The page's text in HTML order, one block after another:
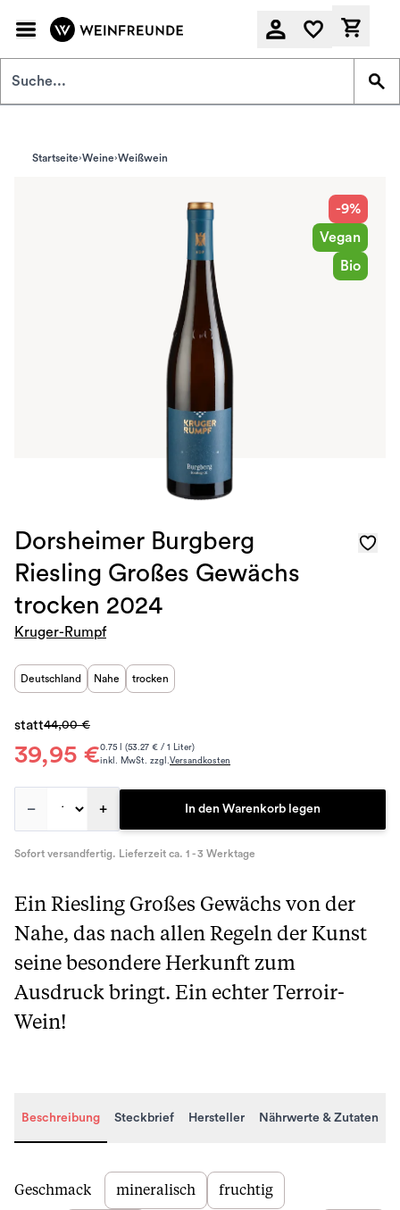
Startseite Weine Weißwein
-9%
Vegan
Bio
Dorsheimer Burgberg
Riesling Großes Gewächs
trocken 2024
Kruger-Rumpf
Deutschland Nahe trocken
39,95 €
statt44,00 €
0.75 l (53.27 € / 1 Liter)
inkl. MwSt. zzgl.Versandkosten
– + In den Warenkorb legen
Sofort versandfertig. Lieferzeit ca. 1 - 3 Werktage
Ein Riesling Großes Gewächs von der
Nahe, das nach allen Regeln der Kunst
seine besondere Herkunft zum
Ausdruck bringt. Ein echter Terroir-
Wein!
Beschreibung Steckbrief Hersteller Nährwerte & Zutaten
Beschreibung
Geschmack mineralisch fruchtig